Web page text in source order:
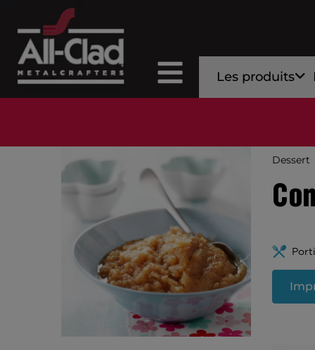
Les produits
Dessert